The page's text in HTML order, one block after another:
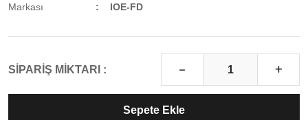
Markası
IOE-FD
SİPARİŞ MİKTARI :
Sepete Ekle